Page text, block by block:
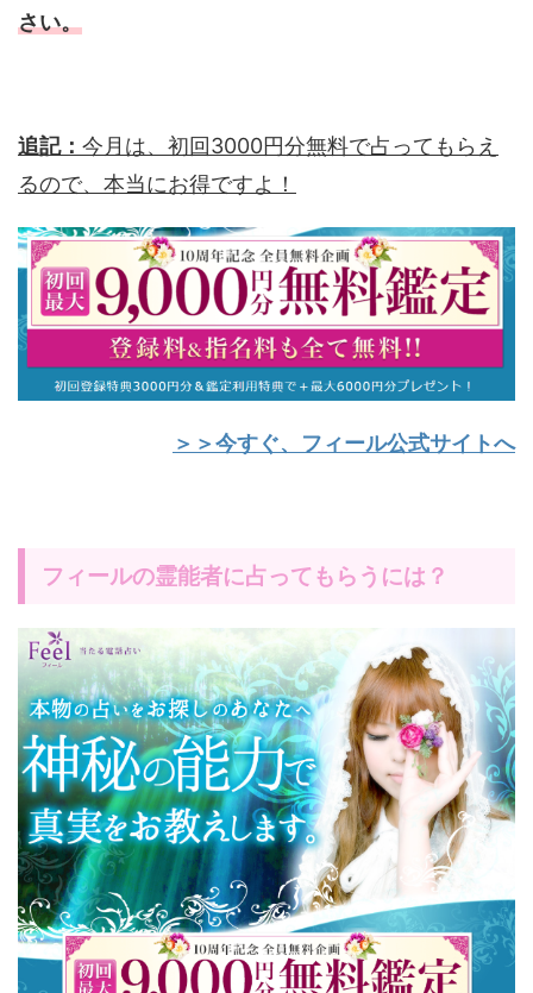
さい。
追記： 今月は、初回3000円分無料で占ってもらえ
るので、本当にお得ですよ！
＞＞今すぐ、フィール公式サイトへ
フィールの霊能者に占ってもらうには？